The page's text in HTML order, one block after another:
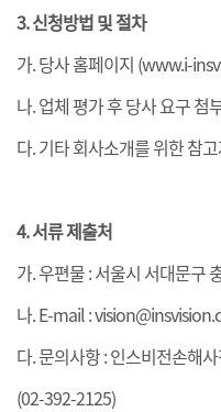
3. 신청방법 및 절차
가. 당사 홈페이지 (www.i-
나. 업체 평가 후 당사 요구 첨
다. 기타 회사소개를 위한 참
4. 서류 제출처
가. 우편물 : 서울시 서대문구
나. E-mail :
다. 문의사항 : 인스비전손해
(02-392-2125)